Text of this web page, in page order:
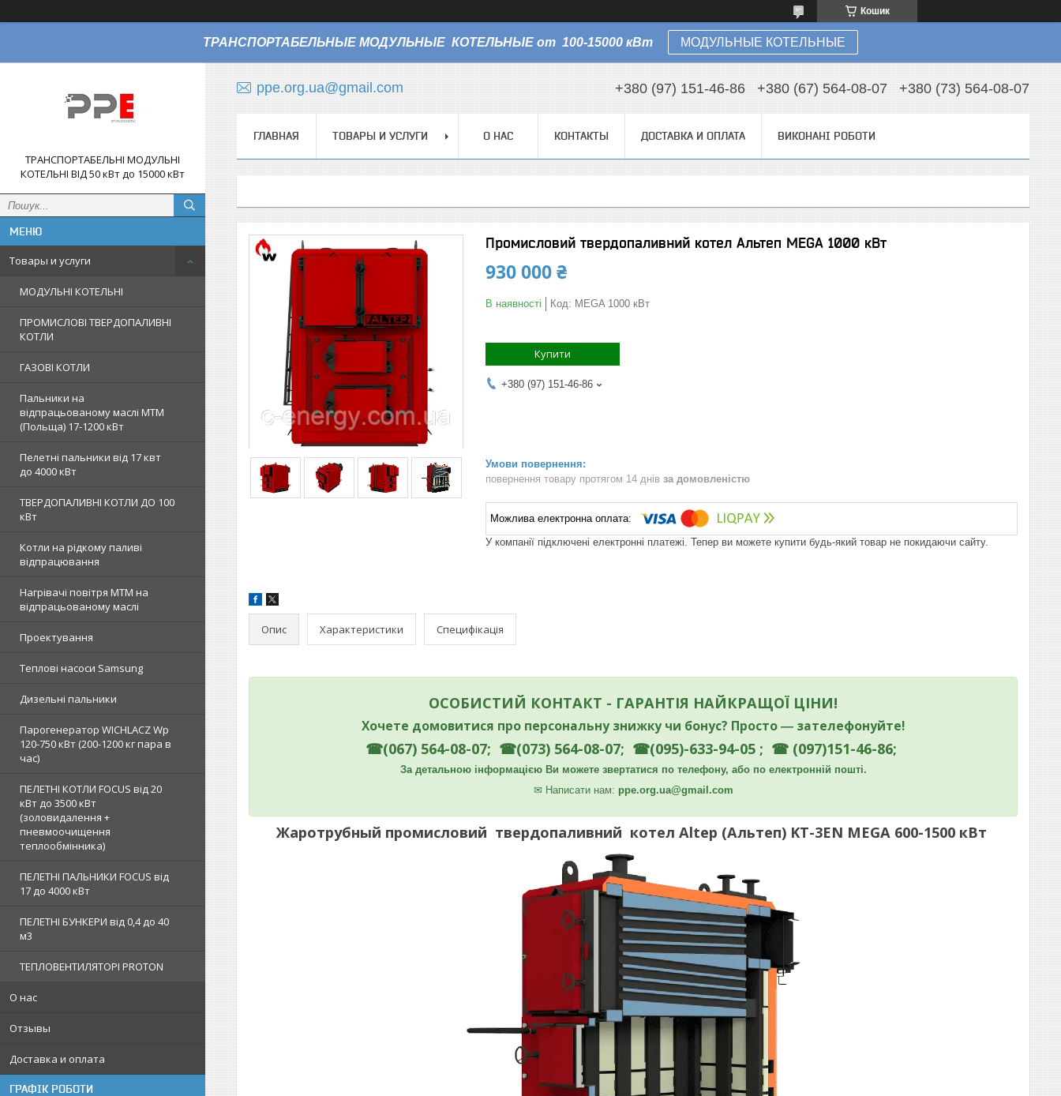
Кошик
ТРАНСПОРТАБЕЛЬНЫЕ МОДУЛЬНЫЕ КОТЕЛЬНЫЕ от 100-15000 кВт МОДУЛЬНЫЕ КОТЕЛЬНЫЕ
ТРАНСПОРТАБЕЛЬНІ МОДУЛЬНІ
КОТЕЛЬНІ ВІД 50 кВт до 15000 кВт
Товары и услуги
МОДУЛЬНІ КОТЕЛЬНІ
ПРОМИСЛОВІ ТВЕРДОПАЛИВНІ
КОТЛИ
ГАЗОВІ КОТЛИ
Пальники на
відпрацьованому маслі MTM
(Польща) 17-1200 кВт
Пелетні пальники від 17 квт
до 4000 кВт
ТВЕРДОПАЛИВНІ КОТЛИ ДО 100
кВт
Котли на рідкому паливі
відпрацювання
Нагрівачі повітря MTM на
відпрацьованому маслі
Проектування
Теплові насоси Samsung
Дизельні пальники
Парогенератор WICHLACZ Wp
120-750 кВт (200-1200 кг пара в
чаc)
ПЕЛЕТНІ КОТЛИ FOCUS від 20
кВт до 3500 кВт
(золовидалення +
пневмоочищення
теплообмінника)
ПЕЛЕТНІ ПАЛЬНИКИ FOCUS від
17 до 4000 кВт
ПЕЛЕТНІ БУНКЕРИ від 0,4 до 40
м3
ТЕПЛОВЕНТИЛЯТОРІ PROTON
О нас
Отзывы
Доставка и оплата
ГРАФІК РОБОТИ
ppe.org.ua@gmail.com +380 (97) 151-46-86 +380 (67) 564-08-07 +380 (73) 564-08-07
ГЛАВНАЯ ТОВАРЫ И УСЛУГИ О НАС КОНТАКТЫ ДОСТАВКА И ОПЛАТА ВИКОНАНІ РОБОТИ
Промисловий твердопаливний котел Альтеп MEGA 1000 кВт
930 000 ₴
В наявності Код: MEGA 1000 кВт
Купити
+380 (97) 151-46-86
повернення товару протягом 14 днів за домовленістю
У компанії підключені електронні платежі. Тепер ви можете купити будь-який товар не покидаючи сайту.
Опис Характеристики Специфікація
ОСОБИСТИЙ КОНТАКТ - ГАРАНТІЯ НАЙКРАЩОЇ ЦІНИ!
Хочете домовитися про персональну знижку чи бонус? Просто ― зателефонуйте!
☎(067) 564-08-07; ☎(073) 564-08-07; ☎(095)-633-94-05 ; ☎ (097)151-46-86;
За детальною інформацією Ви можете звертатися по телефону, або по електронній пошті.
✉ Написати нам: ppe.org.ua@gmail.com
Жаротрубный промисловий твердопаливний котел Altep (Альтеп) KT-3EN MEGA 600-1500 кВт